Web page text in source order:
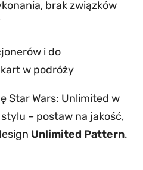
brak związków
i do
w podróży
Star Wars: Unlimited w
– postaw na jakość,
Unlimited Pattern.